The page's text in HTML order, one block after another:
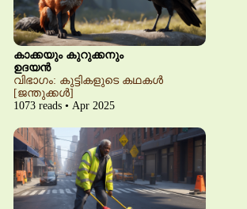
കാക്കയും കുറുക്കനും
ഉദയൻ
വിഭാഗം: കുട്ടികളുടെ കഥകൾ
[ജന്തുക്കൾ]
1073 reads • Apr 2025